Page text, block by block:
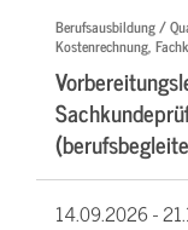
Berufsausbildung /
Kostenrechnung,
14.09.2026 -